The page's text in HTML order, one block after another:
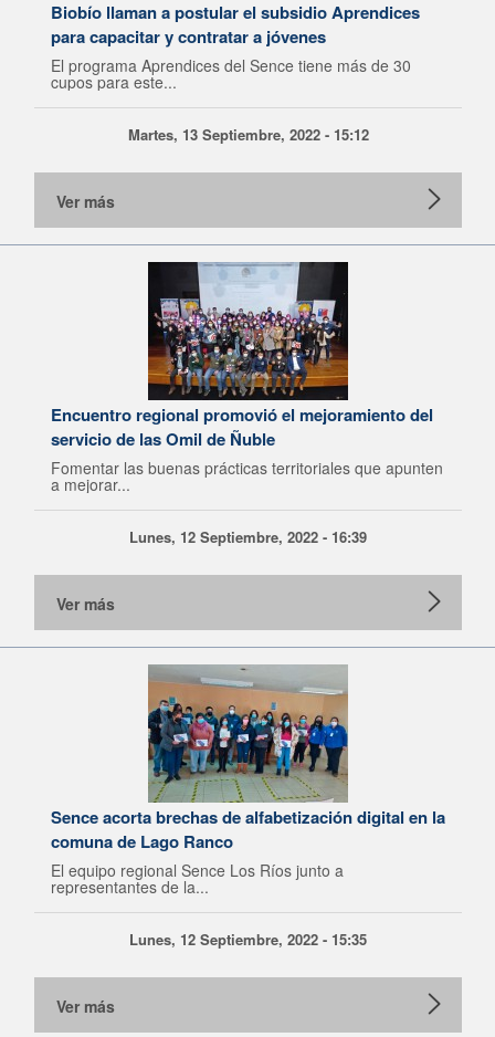
Biobío llaman a postular el subsidio Aprendices
para capacitar y contratar a jóvenes
El programa Aprendices del Sence tiene más de 30
cupos para este...
Martes, 13 Septiembre, 2022 - 15:12
Ver más
Encuentro regional promovió el mejoramiento del
servicio de las Omil de Ñuble
Fomentar las buenas prácticas territoriales que apunten
a mejorar...
Lunes, 12 Septiembre, 2022 - 16:39
Ver más
Sence acorta brechas de alfabetización digital en la
comuna de Lago Ranco
El equipo regional Sence Los Ríos junto a
representantes de la...
Lunes, 12 Septiembre, 2022 - 15:35
Ver más